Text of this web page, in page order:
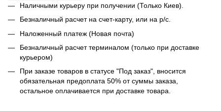
Наличными курьеру при получении (Только Киев).
Безналичный расчет на счет-карту, или на р/с.
Наложенный платеж (Новая почта)
Безналичный расчет терминалом (только при доставке
курьером)
При заказе товаров в статусе "Под заказ", вносится
обязательная предоплата 50% от суммы заказа,
остальное оплачивается при доставке товара.